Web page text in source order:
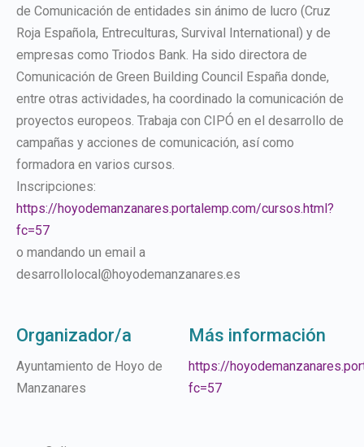
de Comunicación de entidades sin ánimo de lucro (Cruz
Roja Española, Entreculturas, Survival International) y de
empresas como Triodos Bank. Ha sido directora de
Comunicación de Green Building Council España donde,
entre otras actividades, ha coordinado la comunicación de
proyectos europeos. Trabaja con CIPÓ en el desarrollo de
campañas y acciones de comunicación, así como
formadora en varios cursos.
Inscripciones:
https://hoyodemanzanares.portalemp.com/cursos.html?
fc=57
o mandando un email a
desarrollolocal@hoyodemanzanares.es
Organizador/a
Ayuntamiento de Hoyo de
Manzanares
Más información
https://
fc=57